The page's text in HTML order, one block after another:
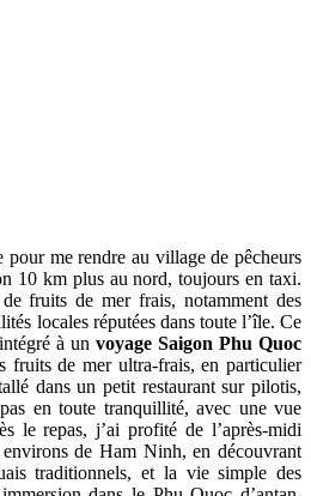
me rendre au village de pêcheurs
10 km plus au nord, toujours en taxi.
fruits de mer frais, notamment des
locales réputées dans toute l’île. Ce
à un voyage Saigon Phu Quoc
fruits de mer ultra-frais, en particulier
dans un petit restaurant sur pilotis,
en toute tranquillité, avec une vue
le repas, j’ai profité de l’après-midi
de Ham Ninh, en découvrant
traditionnels, et la vie simple des